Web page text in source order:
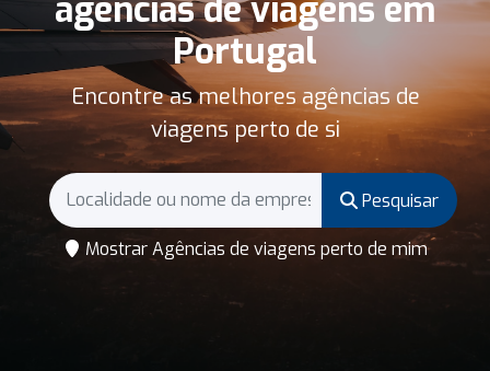
agências de viagens em
Portugal
Encontre as melhores agências de
viagens perto de si
Pesquisar
Mostrar Agências de viagens perto de mim